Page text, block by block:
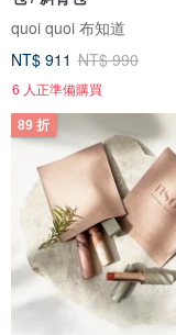
quoi quoi 布知道
NT$ 911 NT$ 990
6 人正準備購買
89 折